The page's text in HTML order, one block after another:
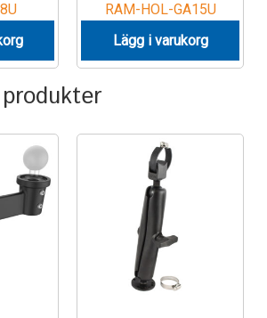
RAM-HOL-GA15U
Lägg i varukorg